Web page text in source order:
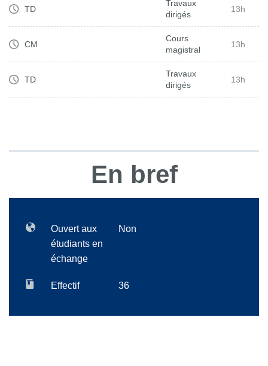
TD
Travaux
dirigés
13h
CM
Cours
magistral
13h
TD
Travaux
dirigés
13h
En bref
Ouvert aux
étudiants en
échange
Non
Effectif 36